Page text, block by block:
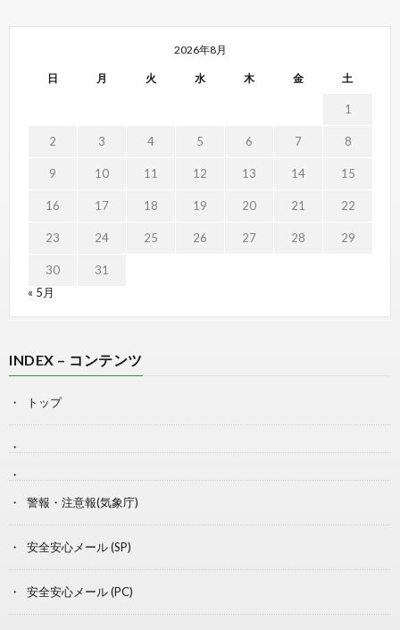
2026年8月
日 月 火 水 木 金 土
1
2 3 4 5 6 7 8
9 10 11 12 13 14 15
16 17 18 19 20 21 22
23 24 25 26 27 28 29
30
31
« 5月
INDEX – コンテンツ
トップ
警報・注意報(気象庁)
安全安心メール (SP)
安全安心メール (PC)